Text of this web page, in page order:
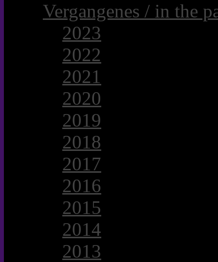
Vergangenes / in the
2023
2022
2021
2020
2019
2018
2017
2016
2015
2014
2013